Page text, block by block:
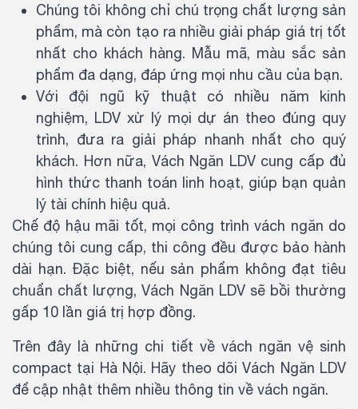
Chúng tôi không chỉ chú trọng chất lượng sản
phẩm, mà còn tạo ra nhiều giải pháp giá trị tốt
nhất cho khách hàng. Mẫu mã, màu sắc sản
phẩm đa dạng, đáp ứng mọi nhu cầu của bạn.
Với đội ngũ kỹ thuật có nhiều năm kinh
nghiệm, LDV xử lý mọi dự án theo đúng quy
trình, đưa ra giải pháp nhanh nhất cho quý
khách. Hơn nữa, Vách Ngăn LDV cung cấp đủ
hình thức thanh toán linh hoạt, giúp bạn quản
lý tài chính hiệu quả.
Chế độ hậu mãi tốt, mọi công trình vách ngăn do
chúng tôi cung cấp, thi công đều được bảo hành
dài hạn. Đặc biệt, nếu sản phẩm không đạt tiêu
chuẩn chất lượng, Vách Ngăn LDV sẽ bồi thường
gấp 10 lần giá trị hợp đồng.
Trên đây là những chi tiết về vách ngăn vệ sinh
compact tại Hà Nội. Hãy theo dõi Vách Ngăn LDV
để cập nhật thêm nhiều thông tin về vách ngăn.